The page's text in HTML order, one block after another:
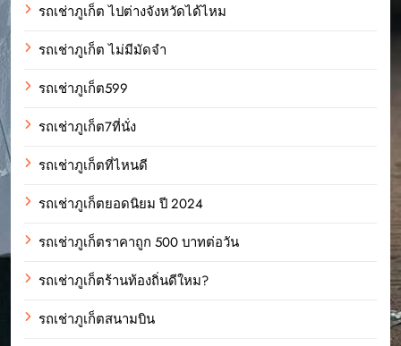
รถเช่าภูเก็ต ไปต่างจังหวัดได้ไหม
รถเช่าภูเก็ต ไม่มีมัดจำ
รถเช่าภูเก็ต599
รถเช่าภูเก็ต7ที่นั่ง
รถเช่าภูเก็ตที่ไหนดี
รถเช่าภูเก็ตยอดนิยม ปี 2024
รถเช่าภูเก็ตราคาถูก 500 บาทต่อวัน
รถเช่าภูเก็ตร้านท้องถิ่นดีใหม?
รถเช่าภูเก็ตสนามบิน